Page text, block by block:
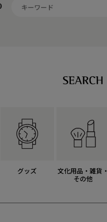
グッズ
文化用品・雑貨・
その他